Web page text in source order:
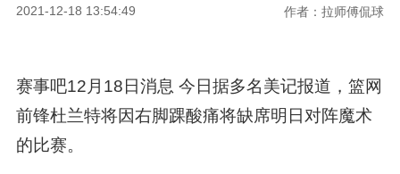
2021-12-18 13:54:49 作者：拉师傅侃球
赛事吧12月18日消息 今日据多名美记报道，篮网
前锋杜兰特将因右脚踝酸痛将缺席明日对阵魔术
的比赛。